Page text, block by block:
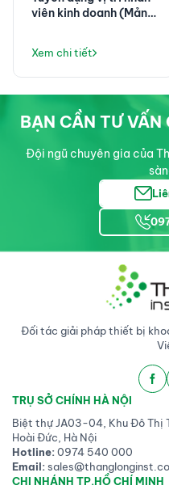
viên kinh doanh (Mảng
Xem chi tiết
BẠN CẦN TƯ VẤN
Đội ngũ chuyên gia của
Đối tác giải pháp thiết bị
TRỤ SỞ CHÍNH HÀ NỘI
Biệt thự JA03-04, Khu Đô Thị
Hoài Đức, Hà Nội
Hotline:0974 540 000
Email:
CHI NHÁNH TP.HỒ CHÍ MINH